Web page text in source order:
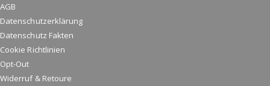
AGB
Datenschutzerklärung
Datenschutz Fakten
Cookie Richtlinien
Opt-Out
Widerruf & Retoure